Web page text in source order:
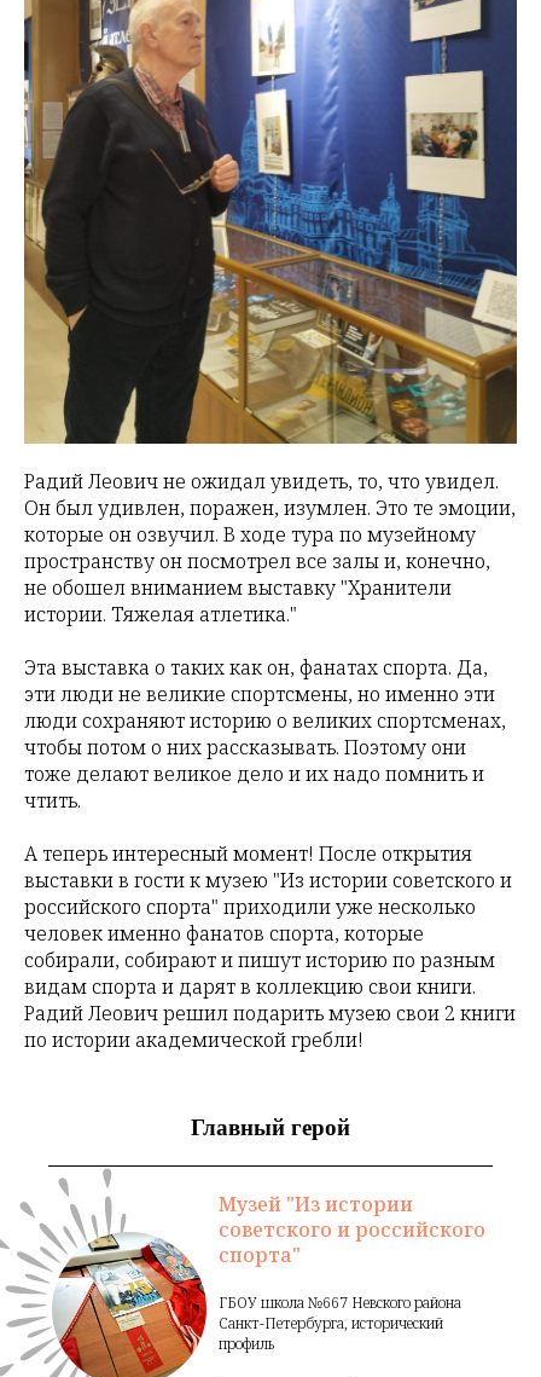
Радий Леович не ожидал увидеть, то, что увидел.
Он был удивлен, поражен, изумлен. Это те эмоции,
которые он озвучил. В ходе тура по музейному
пространству он посмотрел все залы и, конечно,
не обошел вниманием выставку "Хранители
истории. Тяжелая атлетика."
Эта выставка о таких как он, фанатах спорта. Да,
эти люди не великие спортсмены, но именно эти
люди сохраняют историю о великих спортсменах,
чтобы потом о них рассказывать. Поэтому они
тоже делают великое дело и их надо помнить и
чтить.
А теперь интересный момент! После открытия
выставки в гости к музею "Из истории советского и
российского спорта" приходили уже несколько
человек именно фанатов спорта, которые
собирали, собирают и пишут историю по разным
видам спорта и дарят в коллекцию свои книги.
Радий Леович решил подарить музею свои 2 книги
по истории академической гребли!
Главный герой
Музей "Из истории
советского и российского
спорта"
ГБОУ школа №667 Невского района
Санкт-Петербурга, исторический
профиль